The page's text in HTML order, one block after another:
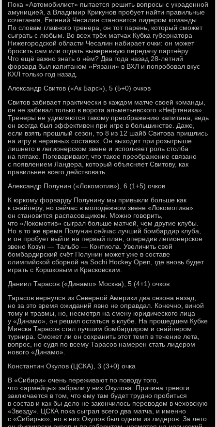
Пока «Автомобилист» пытается решить вопросы с украденной
амуницией, а Владимир Крикунов пробует найти правильные
сочетания, Евгений Чесалин становится лидером команды.
По словам главного тренера, он тот парень, который сможет
сыграть с любым. Во всех трёх матчах Кубка губернатора
Нижегородской области Чесалин набирает очки: он может
бросить сам или отдать выверенную передачу партнёру.
Что ещё важно знать о нём? Два года назад 28-летний
форвард был капитаном «Рязани» в ВХЛ и попробовал вкус
КХЛ только год назад.
Александр Свитов («Ак Барс»), 5 (5+0) очков
Свитов забивает практически в каждом матче своей команды,
он не забивал только в ворота альметьевского «Нефтяника».
Тренеры не удивляются такому преображению капитана, ведь
он всегда был эффективен при игре в большинстве. Даже,
если взять прошлый сезон, то 8 из 12 шайб Свитова пришлись
на игру в неравных составах. Он выходит при розыгрыше
лишнего в легионерском звене и исполняет роль столба
на пятаке. Поговаривают, что такое преображение связано
с появлением Ландера, который объясняет Свитову, как
правильнее всего действовать.
Александр Полунин («Локомотив»), 6 (1+5) очков
К юркому форварду Полунину мы привыкли больше как
к снайперу, но сейчас в молодёжном звене «Локомотива»
он становится распасовщиком. Можно говорить,
что «Локомотив» сыграл больше матчей, чем другие клубы.
Но в то же время Полунин сейчас лучший бомбардир клуба,
и он пробует выйти на первый план, опередив легионерское
звено Козун — Тальбо — Контиола. Увеличить свой
бомбардирский счёт Полунин может уже в составе
олимпийской сборной на Sochi Hockey Open, где вновь будет
играть с Коршковым и Красковским.
Даниил Тарасов («Динамо» Москва), 5 (4+1) очков
Тарасов вернулся из Северной Америки два сезона назад,
но за это время ожиданий явно не оправдал. Конечно, виной
тому и травмы, но, несмотря на смену юридического лица
у «Динамо», он решил остаться в клубе. На прошедшем Кубке
Минска Тарасов стал лучшим бомбардиром и снайпером
турнира. Сможет ли он сохранить этот темп в течение лета,
вопрос, но судя по всему Тарасов намерен стать лидером
нового «Динамо».
Константин Окулов (ЦСКА), 3 (3+0) очка
В «Сибири» очень переживают по поводу того,
что «армейцы» забрали у них Окулова. Причина тревоги
заключается в том, что ему там будет трудно пробиться
в состав и как бы дело не закончилось переводом в чеховскую
«Звезду». ЦСКА пока сыграл всего два матча, и именно
с «Сибирью», но в них Окулов был одним из лидеров. За лето